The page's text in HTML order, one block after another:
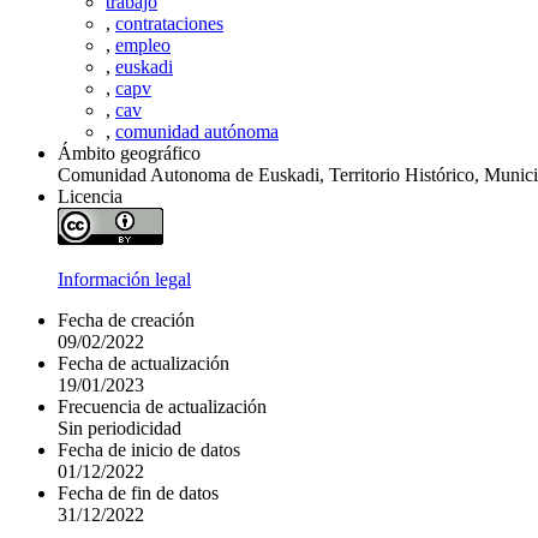
, contrataciones
, empleo
, euskadi
, capv
, cav
, comunidad autónoma
Ámbito geográfico
Comunidad Autonoma de Euskadi, Territorio Histórico,
Licencia
Información legal
Fecha de creación
09/02/2022
Fecha de actualización
19/01/2023
Frecuencia de actualización
Sin periodicidad
Fecha de inicio de datos
01/12/2022
Fecha de fin de datos
31/12/2022